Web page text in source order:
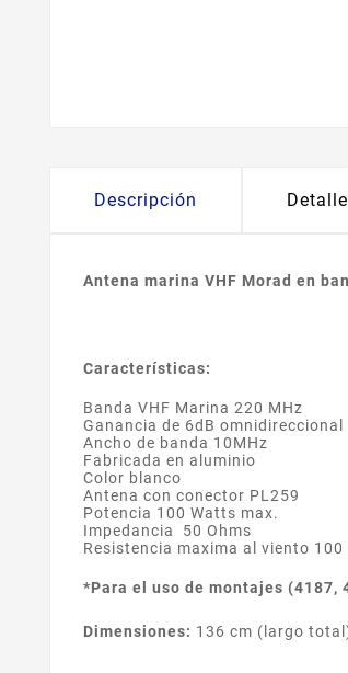
Descripción
Antena marina VHF Morad en
Características:
Banda VHF Marina 220 MHz
Ganancia de 6dB omnidireccional
Ancho de banda 10MHz
Fabricada en aluminio
Color blanco
Antena con conector PL259
Potencia 100 Watts max.
Impedancia 50 Ohms
Resistencia maxima al viento 100
*Para el uso de montajes (4187,
Dimensiones: 136 cm (largo